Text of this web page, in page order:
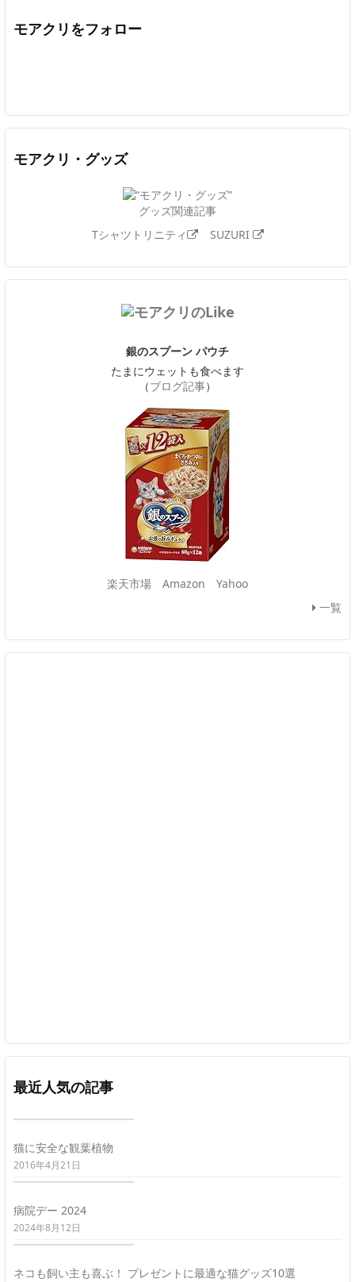
モアクリをフォロー
モアクリ・グッズ
グッズ関連記事
Tシャツトリニティ
SUZURI
銀のスプーン パウチ
たまにウェットも食べます
（ブログ記事）
楽天市場 Amazon
Yahoo
一覧
最近人気の記事
猫に安全な観葉植物
2016年4月21日
病院デー 2024
2024年8月12日
ネコも飼い主も喜ぶ！ プレゼントに最適な猫グッズ10選